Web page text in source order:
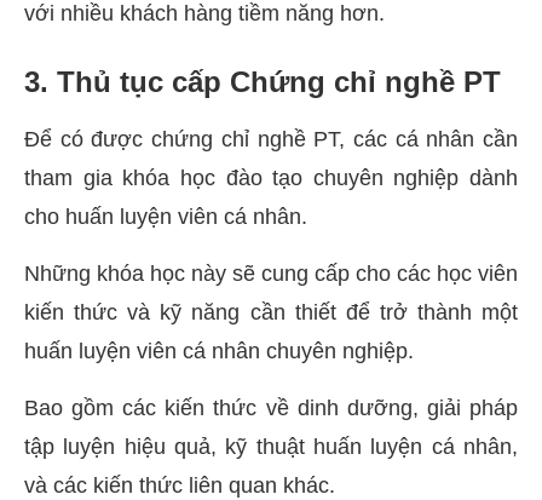
với nhiều khách hàng tiềm năng hơn.
3. Thủ tục cấp Chứng chỉ nghề PT
Để có được chứng chỉ nghề PT, các cá nhân cần
tham gia khóa học đào tạo chuyên nghiệp dành
cho huấn luyện viên cá nhân.
Những khóa học này sẽ cung cấp cho các học viên
kiến thức và kỹ năng cần thiết để trở thành một
huấn luyện viên cá nhân chuyên nghiệp.
Bao gồm các kiến thức về dinh dưỡng, giải pháp
tập luyện hiệu quả, kỹ thuật huấn luyện cá nhân,
và các kiến thức liên quan khác.